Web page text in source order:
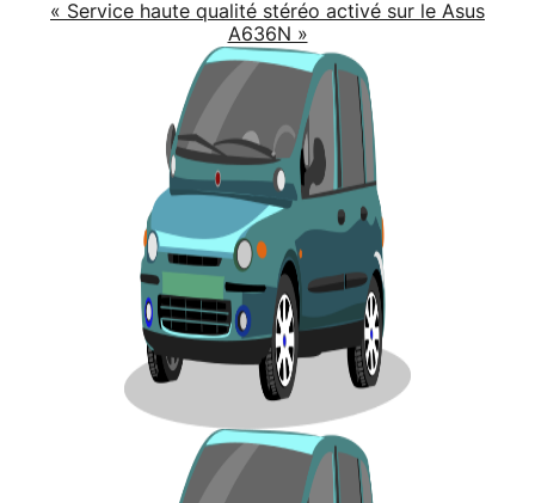
« Service haute qualité stéréo activé sur le Asus
A636N »